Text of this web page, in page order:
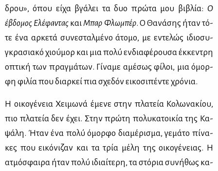
δρου», όπου εί­χα βγά­λει τα δυο πρώ­τα μου βι­βλία: Ο
έβδο­μος Ελέ­φα­ντας και Μπαρ Φλω­μπέρ. Ο Θα­νά­σης ήταν τό­
τε ένα αρ­κε­τά συ­νε­σταλ­μέ­νο άτο­μο, με εντε­λώς ιδιο­συ­
γκρα­σια­κό χιού­μορ και μια πο­λύ εν­δια­φέ­ρου­σα έκ­κε­ντρη
οπτι­κή των πραγ­μά­των. Γί­να­με αμέ­σως φί­λοι, μια όμορ­
φη φι­λία που διαρ­κεί πια σχε­δόν ει­κο­σι­πέ­ντε χρό­νια.
Η οι­κο­γέ­νεια Χει­μω­νά έμε­νε στην πλα­τεία Κο­λω­να­κί­ου,
πιο πλα­τεία δεν έχει. Στην πρώ­τη πο­λυ­κα­τοι­κία της Κα­
ψά­λη. Ήταν ένα πο­λύ όμορ­φο δια­μέ­ρι­σμα, γε­μά­το πί­να­
κες που ει­κό­νι­ζαν και τα τρία μέ­λη της οι­κο­γέ­νειας. Η
ατμό­σφαι­ρα ήταν πο­λύ ιδιαί­τε­ρη, τα στό­ρια συ­νή­θως κα­